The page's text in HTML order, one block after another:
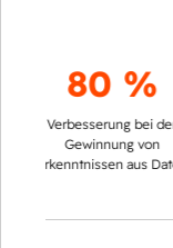
80 %
Verbesserung bei der
Gewinnung von
Erkenntnissen aus Daten